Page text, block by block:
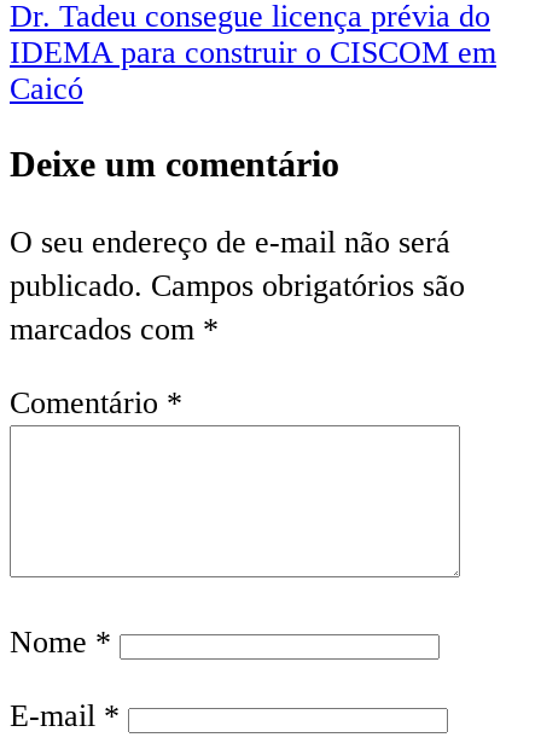
Post
Dr. Tadeu consegue licença prévia do
IDEMA para construir o CISCOM em
Caicó
Deixe um comentário
O seu endereço de e-mail não será
publicado. Campos obrigatórios são
marcados com *
Comentário *
Nome *
E-mail *